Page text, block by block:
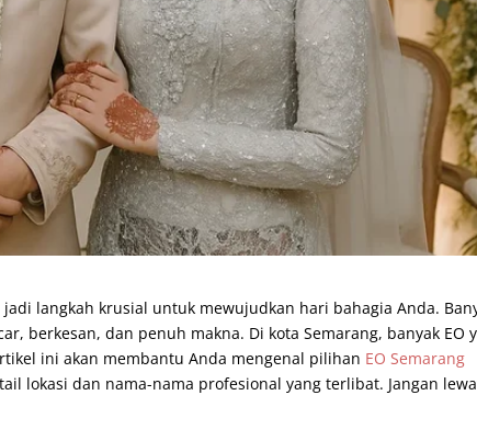
langkah krusial untuk mewujudkan hari bahagia Anda.
berkesan, dan penuh makna. Di kota Semarang, banyak EO
ini akan membantu Anda mengenal pilihan EO Semarang
lokasi dan nama-nama profesional yang terlibat. Jangan